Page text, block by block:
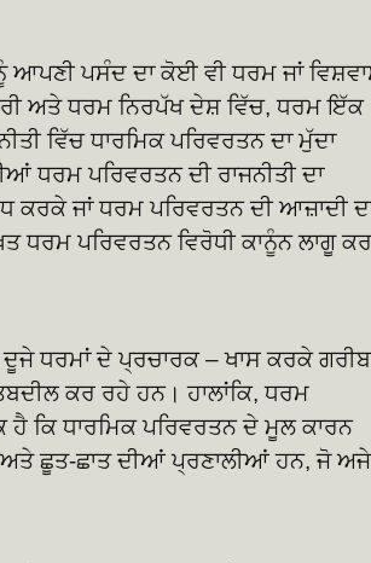
ਆਪਣੀ ਪਸੰਦ ਦਾ ਕੋਈ ਵੀ ਧਰਮ ਜਾਂ
ਅਤੇ ਧਰਮ ਨਿਰਪੱਖ ਦੇਸ਼ ਵਿੱਚ, ਧਰਮ ਇੱਕ
ਵਿੱਚ ਧਾਰਮਿਕ ਪਰਿਵਰਤਨ ਦਾ ਮੁੱਦਾ
ਧਰਮ ਪਰਿਵਰਤਨ ਦੀ ਰਾਜਨੀਤੀ ਦਾ
ਕਰਕੇ ਜਾਂ ਧਰਮ ਪਰਿਵਰਤਨ ਦੀ ਆਜ਼ਾਦੀ
ਧਰਮ ਪਰਿਵਰਤਨ ਵਿਰੋਧੀ ਕਾਨੂੰਨ ਲਾਗੂ ਕਰ
ਧਰਮਾਂ ਦੇ ਪ੍ਰਚਾਰਕ – ਖਾਸ ਕਰਕੇ
ਕਰ ਰਹੇ ਹਨ। ਹਾਲਾਂਕਿ, ਧਰਮ
ਹੈ ਕਿ ਧਾਰਮਿਕ ਪਰਿਵਰਤਨ ਦੇ ਮੂਲ ਕਾਰਨ
ਛੂਤ-ਛਾਤ ਦੀਆਂ ਪ੍ਰਣਾਲੀਆਂ ਹਨ, ਜੋ ਅਜੇ